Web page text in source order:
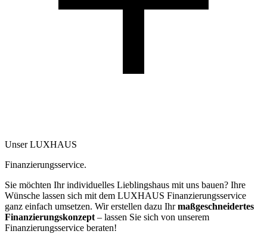
Unser LUXHAUS
Finanzierungsservice.
Sie möchten Ihr individuelles Lieblingshaus mit uns bauen? Ihre
Wünsche lassen sich mit dem LUXHAUS Finanzierungsservice
ganz einfach umsetzen. Wir erstellen dazu Ihrmaßgeschneidertes
Finanzierungskonzept – lassen Sie sich von unserem
Finanzierungsservice beraten!